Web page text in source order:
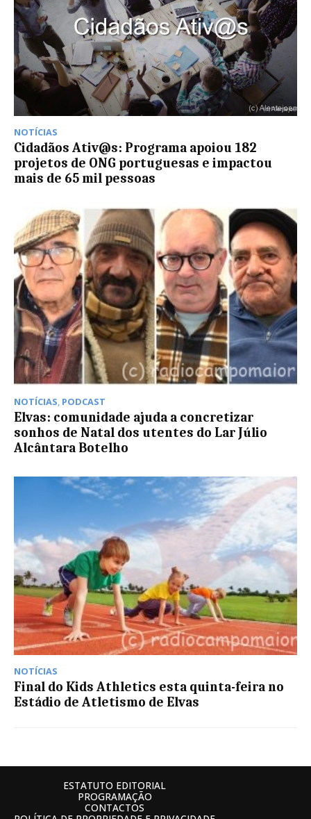
NOTÍCIAS
Cidadãos Ativ@s: Programa apoiou 182
projetos de ONG portuguesas e impactou
mais de 65 mil pessoas
NOTÍCIAS, PODCAST
Elvas: comunidade ajuda a concretizar
sonhos de Natal dos utentes do Lar Júlio
Alcântara Botelho
NOTÍCIAS
Final do Kids Athletics esta quinta-feira no
Estádio de Atletismo de Elvas
ESTATUTO EDITORIAL
PROGRAMAÇÃO
CONTACTOS